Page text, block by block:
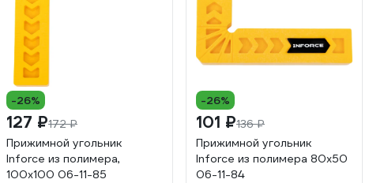
-26%
127 ₽172 ₽
Прижимной угольник
Inforce из полимера,
100x100 06-11-85
-26%
101 ₽136 ₽
Прижимной угольник
Inforce из полимера 80x50
06-11-84